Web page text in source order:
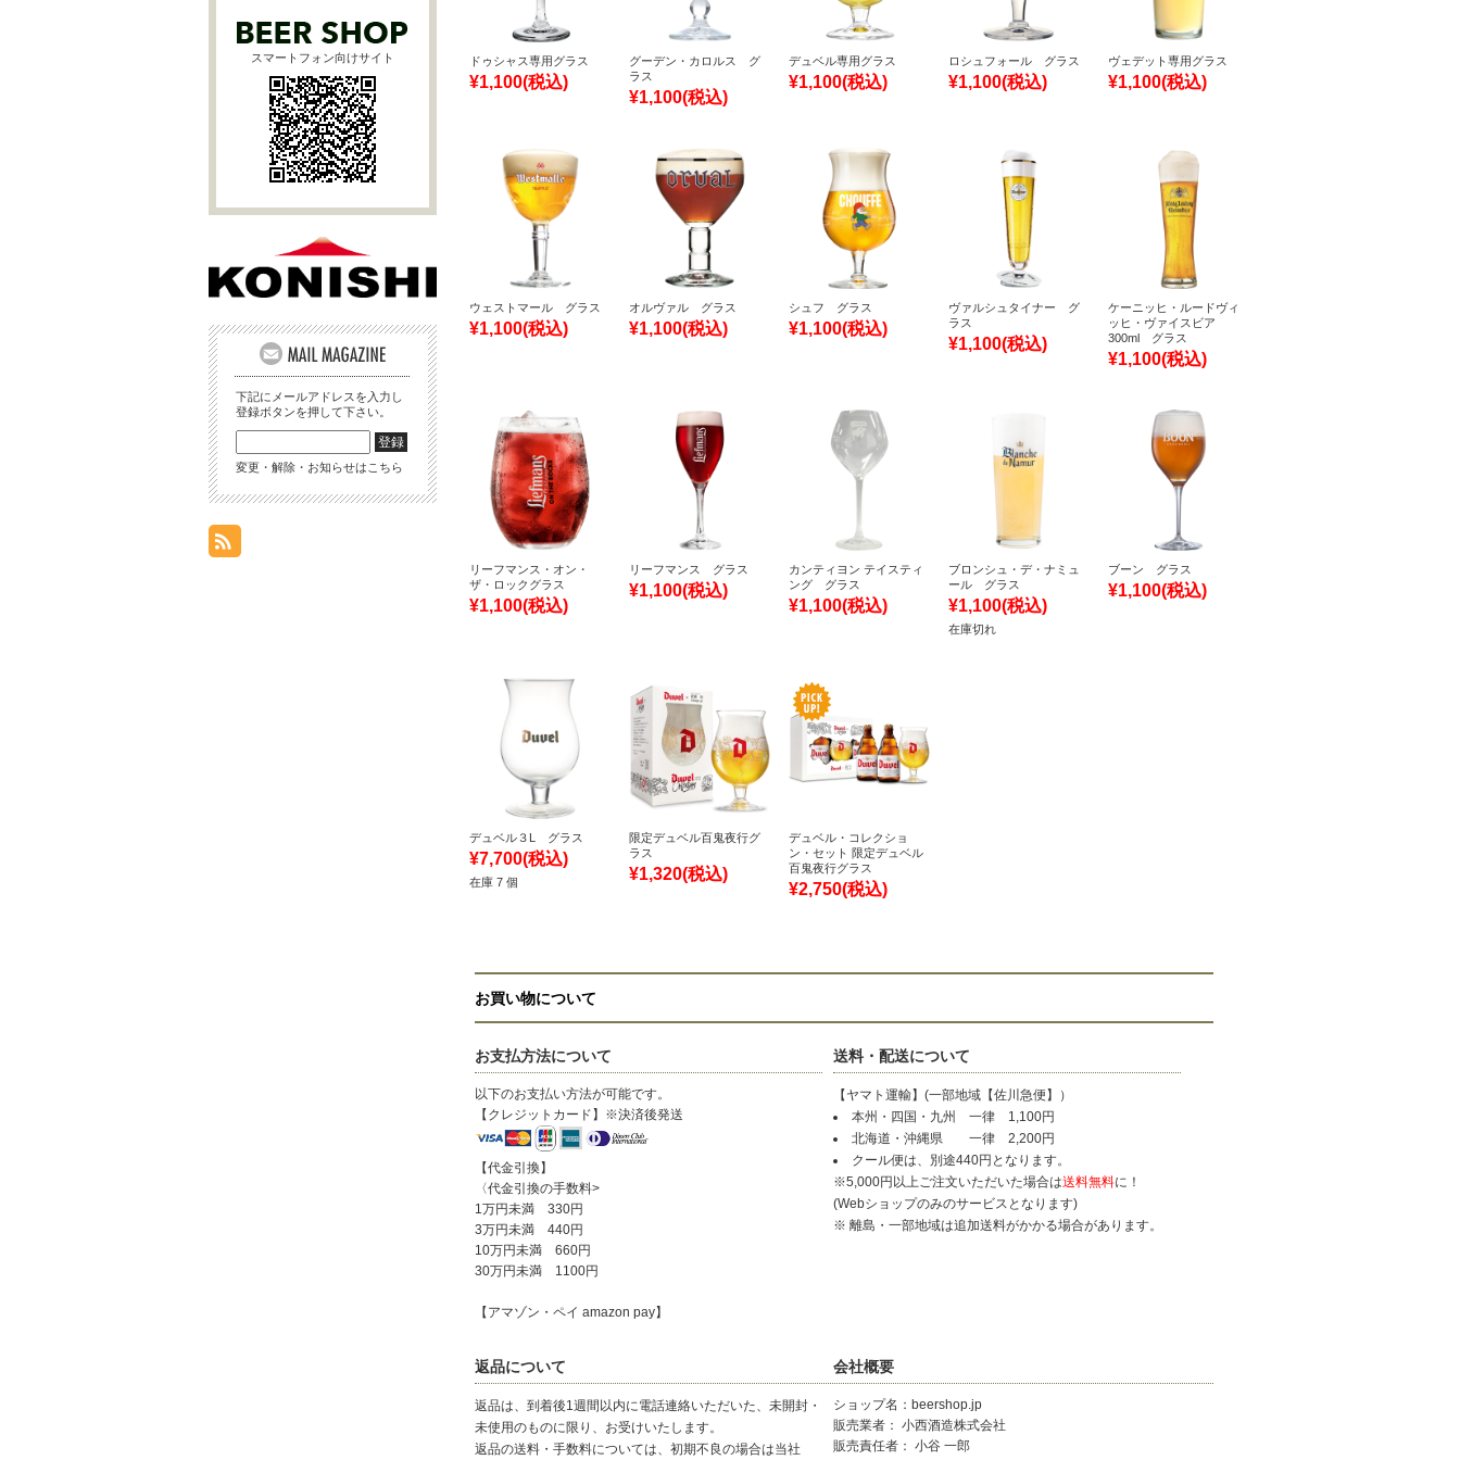
ドゥシャス専用グラス
¥1,100(税込)
グーデン・カロルス グ
ラス
¥1,100(税込)
デュベル専用グラス
¥1,100(税込)
ロシュフォール グラス
¥1,100(税込)
ヴェデット専用グラス
¥1,100(税込)
ウェストマール グラス
¥1,100(税込)
オルヴァル グラス
¥1,100(税込)
シュフ グラス
¥1,100(税込)
ヴァルシュタイナー グ
ラス
¥1,100(税込)
ケーニッヒ・ルードヴィ
ッヒ・ヴァイスビア
300ml グラス
¥1,100(税込)
リーフマンス・オン・
ザ・ロックグラス
¥1,100(税込)
リーフマンス グラス
¥1,100(税込)
カンティヨン テイスティ
ング グラス
¥1,100(税込)
ブロンシュ・デ・ナミュ
ール グラス
¥1,100(税込)
在庫切れ
ブーン グラス
¥1,100(税込)
デュベル３L グラス
¥7,700(税込)
在庫 7 個
限定デュベル百鬼夜行グ
ラス
¥1,320(税込)
デュベル・コレクショ
ン・セット 限定デュベル
百鬼夜行グラス
¥2,750(税込)
お買い物について
お支払方法について
以下のお支払い方法が可能です。
【クレジットカード】※決済後発送
【代金引換】
〈代金引換の手数料>
1万円未満 330円
3万円未満 440円
10万円未満 660円
30万円未満 1100円
【アマゾン・ペイ amazon pay】
送料・配送について
【ヤマト運輸】(一部地域【佐川急便】）
本州・四国・九州 一律 1,100円
北海道・沖縄県 一律 2,200円
クール便は、別途440円となります。
※5,000円以上ご注文いただいた場合は送料無料に！
(Webショップのみのサービスとなります)
※ 離島・一部地域は追加送料がかかる場合があります。
返品について
返品は、到着後1週間以内に電話連絡いただいた、未開封・
未使用のものに限り、お受けいたします。
返品の送料・手数料については、初期不良の場合は当社
会社概要
ショップ名：beershop.jp
販売業者： 小西酒造株式会社
販売責任者： 小谷 一郎
スマートフォン向けサイト
下記にメールアドレスを入力し
登録ボタンを押して下さい。
変更・解除・お知らせはこちら